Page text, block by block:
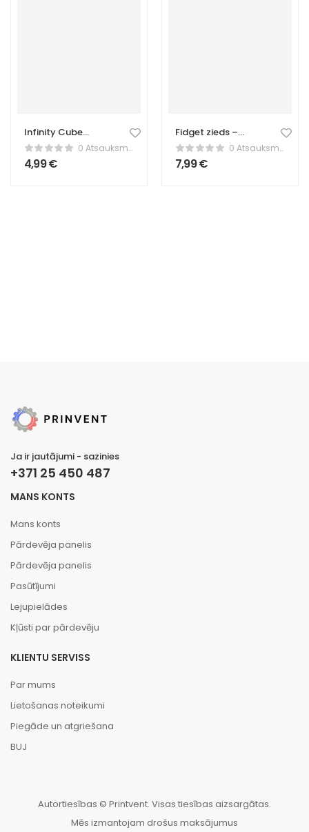
Infinity Cube
Fidget rotaļlieta –
Stresa
mazināšanai –
0 Atsauksmes
4,99€
Fidget zieds –
rotējoša stresa
mazināšanas
rotaļlieta
0 Atsauksmes
7,99€
Ja ir jautājumi - sazinies
+371 25 450 487
MANS KONTS
Mans konts
Pārdevēja panelis
Pārdevēja panelis
Pasūtījumi
Lejupielādes
Kļūsti par pārdevēju
KLIENTU SERVISS
Par mums
Lietošanas noteikumi
Piegāde un atgriešana
BUJ
Autortiesības © Printvent. Visas tiesības aizsargātas.
Mēs izmantojam drošus maksājumus